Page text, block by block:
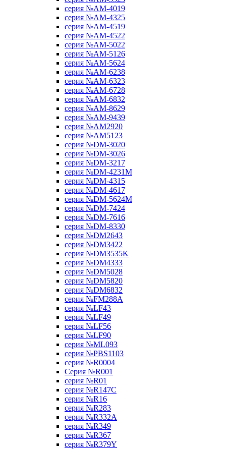
серия №AM-4019
серия №AM-4325
серия №AM-4519
серия №AM-4522
серия №AM-5022
серия №AM-5126
серия №AM-5624
серия №AM-6238
серия №AM-6323
серия №AM-6728
серия №AM-6832
серия №AM-8629
серия №AM-9439
серия №AM2920
серия №AM5123
серия №DM-3020
серия №DM-3026
серия №DM-3217
серия №DM-4231M
серия №DM-4315
серия №DM-4617
серия №DM-5624M
серия №DM-7424
серия №DM-7616
серия №DM-8330
серия №DM2643
серия №DM3422
серия №DM3535K
серия №DM4333
серия №DM5028
серия №DM5820
серия №DM6832
серия №FM288A
серия №LF43
серия №LF49
серия №LF56
серия №LF90
серия №ML093
серия №PBS1103
серия №R0004
Серия №R001
серия №R01
серия №R147C
серия №R16
серия №R283
серия №R332A
серия №R349
серия №R367
серия №R379Y